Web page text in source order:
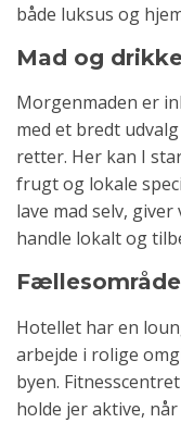
både luksus og
Mad og
Morgenmaden er
med et bredt
retter. Her kan I
frugt og lokale
lave mad selv,
handle lokalt og
Hotellet har en
arbejde i rolige
byen.
holde jer aktive,